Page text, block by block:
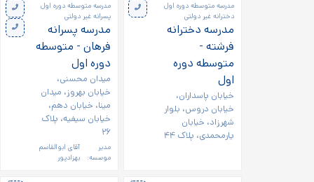
مدرسه متوسطه دوره اول
دخترانه غیر دولتی
مدرسه دخترانه
فرشته -
متوسطه دوره
اول
خیابان پاسداران،
خیابان دروس، بلوار
شهرزاد، خیابان
یارمحمدی، پلاک ۴۴
مدرسه متوسطه دوره اول
پسرانه غیر دولتی
مدرسه پسرانه
فرهان - متوسطه
دوره اول
میدان محسنی،
خیابان بهروز، میدان
مینا، خیابان دهم،
خیابان سیفیه، پلاک
۲۶
مدیر
موسسه:
آقای ابوالقاسم
بهزادپور